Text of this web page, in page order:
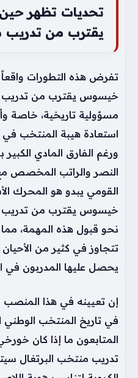
تحديات تظهر
يقترب من تدريب
تفرض هذه التطورات
خيسوس يقترب من تدريب
مسؤولية تاريخية، خاصة
استعادة هيبة المنتخب في
ورغم الفارق المادي
النصر والراتب المخصص
القومي يبدو هو المحرك
خيسوس يقترب من تدريب
نحو قبول هذه المهمة، مما
تتجاوز في كثير من الأحيان
يحصل عليها المدربون في
إن تعيينه في هذا
في تاريخ المنتخب الوطني
المتابعون ما إذا كان
تدريب منتخب البرتغال